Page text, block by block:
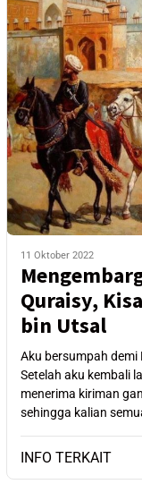
11 Oktober 2022
Quraisy,
bin Utsal
Aku bersumpah demi
Setelah aku kembali
menerima kiriman
sehingga kalian
INFO TERKAIT